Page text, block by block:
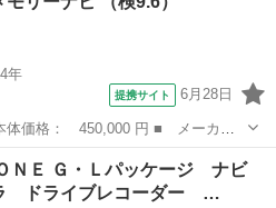
年
提携サイト 6月28日
ＮＥ ■ グレード名： ６６０
リーナビ ■ 排気量： 660cc ■ ド
ＮＥ Ｇ・Ｌパッケージ ナビ
ドライブレコーダー …